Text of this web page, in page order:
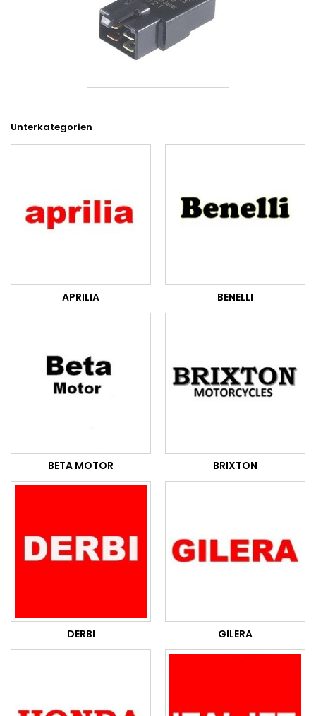
Unterkategorien
APRILIA BENELLI
BETA MOTOR BRIXTON
DERBI GILERA